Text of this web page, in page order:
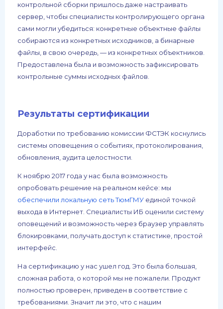
контрольной сборки пришлось даже настраивать
сервер, чтобы специалисты контролирующего органа
сами могли убедиться: конкретные объектные файлы
собираются из конкретных исходников, а бинарные
файлы, в свою очередь, — из конкретных объектников.
Предоставлена была и возможность зафиксировать
контрольные суммы исходных файлов.
Результаты сертификации
Доработки по требованию комиссии ФСТЭК коснулись
системы оповещения о событиях, протоколирования,
обновления, аудита целостности.
К ноябрю 2017 года у нас была возможность
опробовать решение на реальном кейсе: мы
обеспечили локальную сеть ТюмГМУ единой точкой
выхода в Интернет. Специалисты ИБ оценили систему
оповещений и возможность через браузер управлять
блокировками, получать доступ к статистике, простой
интерфейс.
На сертификацию у нас ушел год. Это была большая,
сложная работа, о которой мы не пожалели. Продукт
полностью проверен, приведен в соответствие с
требованиями. Значит ли это, что с нашим